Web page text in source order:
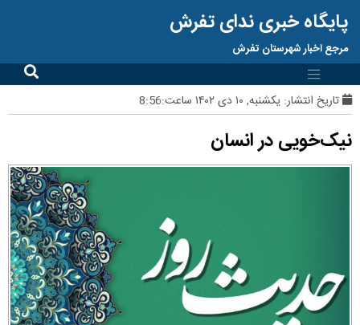
پایگاه خبری ندای تفرش
مرجع اخبار شهرستان تفرش
تاریخ انتشار: یکشنبه, ۱۰ دی ۱۴۰۲ ساعت:8:56
نیک‌خویی در انسان